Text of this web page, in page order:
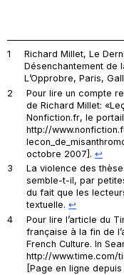
1 Richard Millet,Le
Désenchantement de
L’Opprobre, Paris,
2
Pour lire un compte
de Richard Millet:
Nonfiction.fr, le
http://
octobre 2007].↩︎
3
La violence des
semble-t-il, par
du fait que les
textuelle.↩︎
4
Pour lire l’article du
française à la fin de
French Culture. In
http://www.time.com/
[Page en ligne